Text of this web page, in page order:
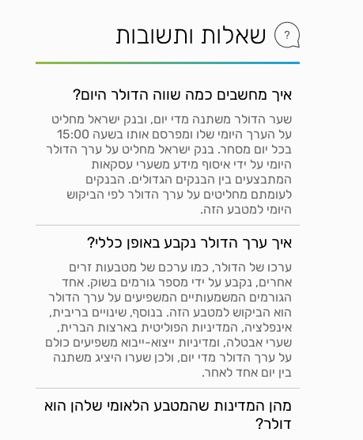
שאלות ותשובות
איך מחשבים כמה שווה הדולר היום?
שער הדולר משתנה מדי יום, ובנק ישראל מחליט
על הערך היומי שלו ומפרסם אותו בשעה 15:00
בכל יום מסחר. בנק ישראל מחליט על ערך הדולר
היומי על ידי איסוף מידע משערי עסקאות
המתבצעים בין הבנקים הגדולים. הבנקים
לעומתם מחליטים על ערך הדולר לפי הביקוש
היומי למטבע הזה.
איך ערך הדולר נקבע באופן כללי?
ערכו של הדולר, כמו ערכם של מטבעות זרים
אחרים, נקבע על ידי מספר גורמים בשוק. אחד
הגורמים המשמעותיים המשפיעים על ערך הדולר
הוא הביקוש למטבע הזה. בנוסף, שינויים בריבית,
אינפלציה, המדיניות הפוליטית בארצות הברית,
שערי אבטלה, ומדיניות ייצוא-ייבוא משפיעים כולם
על ערך הדולר מדי יום, ולכן שערו היציג משתנה
בין יום אחד לאחר.
מהן המדינות שהמטבע הלאומי שלהן הוא
דולר?